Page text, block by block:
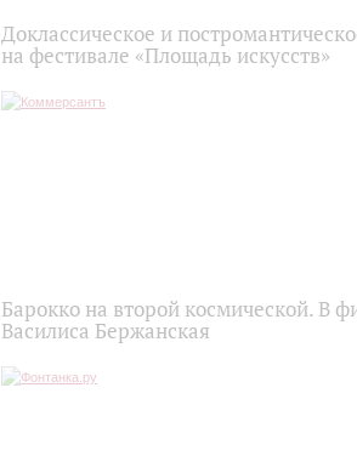
Доклассическое и
на фестивале «Площадь искусств»
Барокко на второй космической. В
Василиса Бержанская